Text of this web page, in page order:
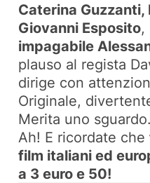
Caterina Guzzanti,
Giovanni Esposito,
impagabile
plauso al regista
dirige con
Originale,
Merita uno sguardo.
Ah! E ricordate che
film italiani ed
a 3 euro e 50!